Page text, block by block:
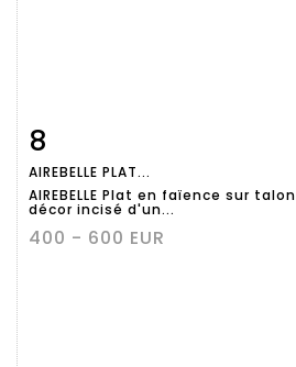
détaillée
8
AIREBELLE PLAT...
AIREBELLE Plat en faïence sur talon
décor incisé d'un...
400 - 600 EUR